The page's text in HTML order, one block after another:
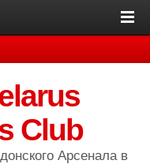
Club
Арсенала в